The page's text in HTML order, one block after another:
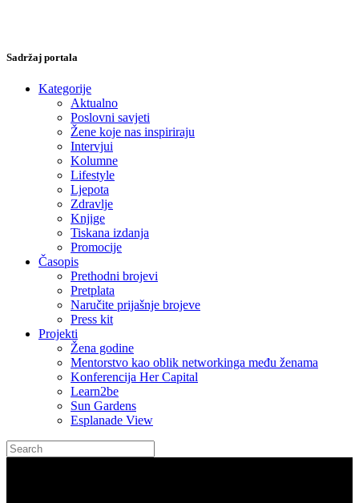
Sadržaj portala
Kategorije
Aktualno
Poslovni savjeti
Žene koje nas inspiriraju
Intervjui
Kolumne
Lifestyle
Ljepota
Zdravlje
Knjige
Tiskana izdanja
Promocije
Časopis
Prethodni brojevi
Pretplata
Naručite prijašnje brojeve
Press kit
Projekti
Žena godine
Mentorstvo kao oblik networkinga među ženama
Konferencija Her Capital
Learn2be
Sun Gardens
Esplanade View